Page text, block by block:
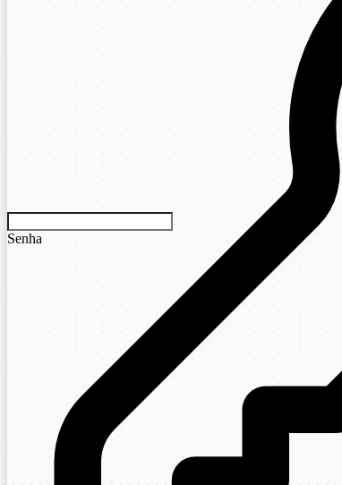
Senha